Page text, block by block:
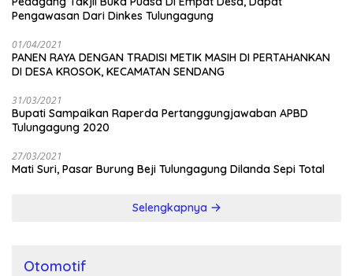
Pengawasan Dari Dinkes Tulungagung
01/04/2021
PANEN RAYA DENGAN TRADISI METIK MASIH DI PERTAHANKAN
DI DESA KROSOK, KECAMATAN SENDANG
31/03/2021
Bupati Sampaikan Raperda Pertanggungjawaban APBD
Tulungagung 2020
27/03/2021
Mati Suri, Pasar Burung Beji Tulungagung Dilanda Sepi Total
Selengkapnya
Otomotif